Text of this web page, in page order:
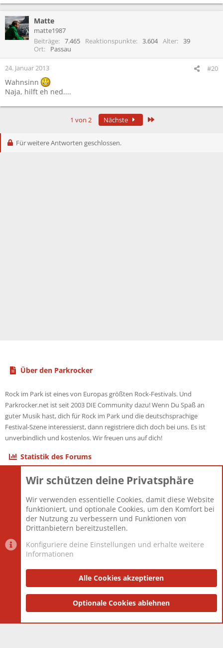
e
k
t
i
n
e
:
Matte
matte1987
Beiträge
7.465 Reaktionspunkte 3.604 Alter
39
Ort
Passau
24. Januar 2013 #20
Wahnsinn
Naja, hilft eh ned....
1 von 2 Nächste
Für weitere Antworten geschlossen.
Über den Parkrocker
Rock im Park ist eines von Europas größten Rock-Festivals. Und
Parkrocker.net ist seit 2003 DIE Community dazu! Wenn Du Spaß an
guter Musik hast, dich für Rock im Park und die deutschsprachige
Festival-Szene interessierst, dann registriere dich doch bei uns. Es ist
unverbindlich und kostenlos. Wir freuen uns auf dich!
Statistik des Forums
Themen
Mitglieder
12.425
Neuestes Mitglied
Toddster85
Datenschutzerklärung Impressum
Community platform by XenForo® © 2010-2025 XenForo Ltd.
and add-ons by ThemeHouse
Wir schützen deine Privatsphäre
Wir verwenden essentielle Cookies, damit diese Website
funktioniert, und optionale Cookies, um den Komfort bei
der Nutzung zu verbessern und Funktionen von
Drittanbietern bereitzustellen.
Konfiguriere deine Einstellungen und erhalte weitere
Informationen
Alle Cookies akzeptieren
Optionale Cookies ablehnen